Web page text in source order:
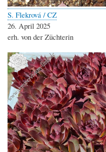
S. Flekrová / CZ
26. April 2025
erh. von der Züchterin